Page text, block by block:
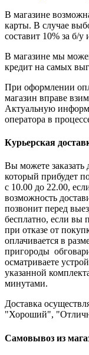
В магазине
карты. В случае
составит 10% за б/у
В магазине мы
кредит на самых
При оформлении
магазин вправе
Актуальную
оператора в
Курьерская
Вы можете заказать
который прибудет
с 10.00 до 22.00,
возможность
позвонит перед
бесплатно, если вы
при отказе от
оплачивается в
пригороды
осматриваете
указанной
минутами.
Доставка
"Хороший",
Самовывоз из